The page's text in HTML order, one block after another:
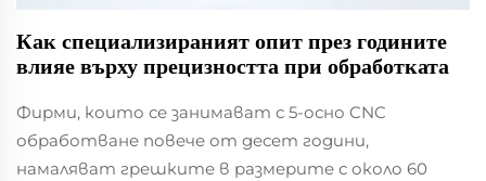
Как специализираният опит през годините
влияе върху прецизността при обработката
Фирми, които се занимават с 5-осно CNC
обработване повече от десет години,
намаляват грешките в размерите с около 60